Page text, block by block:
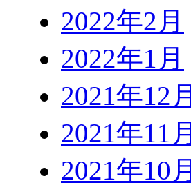
2022年2月
2022年1月
2021年12月
2021年11月
2021年10月